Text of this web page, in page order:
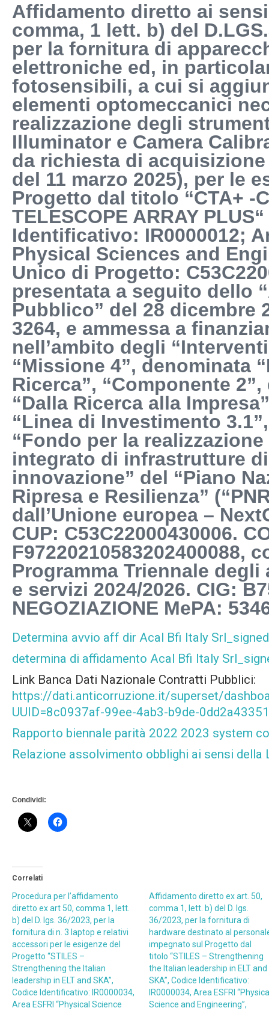
Affidamento diretto ai sensi
comma, 1 lett. b) del
per la fornitura di
elettroniche ed, in
fotosensibili, a cui si
elementi optomeccanici
realizzazione degli
Illuminator e Camera
da richiesta di
del 11 marzo 2025), per le
Progetto dal titolo “CTA+ -
TELESCOPE ARRAY
Identificativo: IR0000012;
Physical Sciences and
Unico di Progetto:
presentata a seguito dello
Pubblico” del 28 dicembre
3264, e ammessa a
nell’ambito degli
“Missione 4”, denominata
Ricerca”, “Componente
“Dalla Ricerca alla
“Linea di Investimento
“Fondo per la
integrato di infrastrutture
innovazione” del “Piano
Ripresa e Resilienza”
dall’Unione europea –
CUP: C53C22000430006.
F97220210583202400088,
Programma Triennale
e servizi 2024/2026. CIG:
NEGOZIAZIONE MePA:
Determina avvio aff dir Acal Bfi Italy
determina di affidamento Acal Bfi Italy
Link Banca Dati Nazionale Contratti Pubblici:
https://dati.anticorruzione.it/superset/
UUID=8c0937af-99ee-4ab3-b9de-
Rapporto biennale parità 2022 2023 system
Relazione assolvimento obblighi ai sensi della
Condividi:
Correlati
Procedura per l’affidamento
diretto ex art 50, comma 1, lett.
b) del D. lgs. 36/2023, per la
fornitura di n. 3 laptop e relativi
accessori per le esigenze del
Progetto “STILES –
Strengthening the Italian
leadership in ELT and SKA”,
Codice Identificativo: IR0000034,
Area ESFRI “Physical Science
Affidamento diretto ex art. 50,
comma 1, lett. b) del D. lgs.
36/2023, per la fornitura di
hardware destinato al
impegnato sul Progetto dal
titolo “STILES – Strengthening
the Italian leadership in ELT and
SKA”, Codice Identificativo:
IR0000034, Area ESFRI
Science and Engineering”,